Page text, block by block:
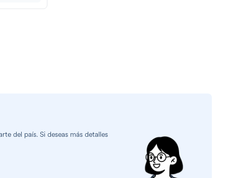
del país. Si deseas más detalles